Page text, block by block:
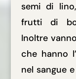
semi di
frutti di
Inoltre
che hanno
nel sangue